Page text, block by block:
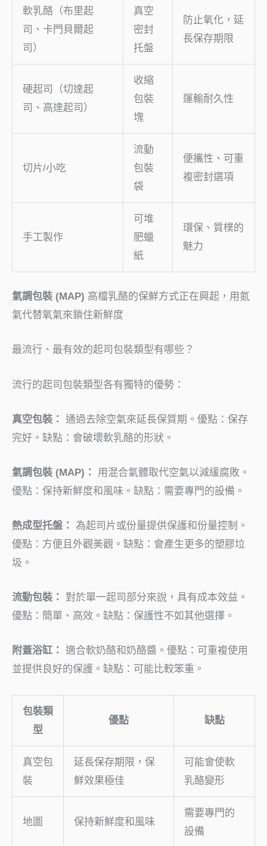
軟乳酪（布里起
司、卡門貝爾起
司）
真空
密封
托盤
防止氧化，延
長保存期限
硬起司（切達起
司、高達起司）
收縮
包裝
塊
運輸耐久性
切片/小吃
流動
包裝
袋
便攜性、可重
複密封選項
手工製作
可堆
肥蠟
紙
環保、質樸的
魅力
氣調包裝 (MAP) 高檔乳酪的保鮮方式正在興起，用氮
氣代替氧氣來鎖住新鮮度
最流行、最有效的起司包裝類型有哪些？
流行的起司包裝類型各有獨特的優勢：
真空包裝： 通過去除空氣來延長保質期。優點：保存
完好。缺點：會破壞軟乳酪的形狀。
氣調包裝 (MAP)：
用混合氣體取代空氣以減緩腐敗。
優點：保持新鮮度和風味。缺點：需要專門的設備。
熱成型托盤： 為起司片或份量提供保護和份量控制。
優點：方便且外觀美觀。缺點：會產生更多的塑膠垃
圾。
流動包裝： 對於單一起司部分來說，具有成本效益。
優點：簡單、高效。缺點：保護性不如其他選擇。
附蓋浴缸： 適合軟奶酪和奶酪醬。優點：可重複使用
並提供良好的保護。缺點：可能比較笨重。
包裝類
型
優點 缺點
真空包
裝
延長保存期限，保
鮮效果極佳
可能會使軟
乳酪變形
地圖 保持新鮮度和風味
需要專門的
設備